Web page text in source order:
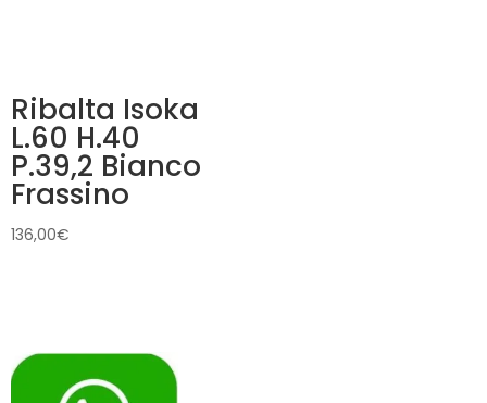
Ribalta Isoka
L.60 H.40
P.39,2 Bianco
Frassino
136,00€